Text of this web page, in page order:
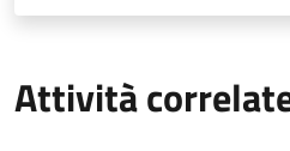
Attività